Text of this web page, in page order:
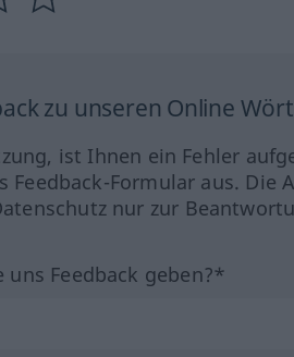
zu unseren Online
ist Ihnen ein Fehler
Feedback-Formular aus.
nur zur
uns Feedback geben?*